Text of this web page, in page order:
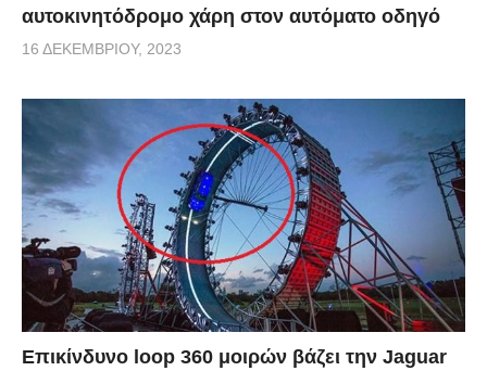
αυτοκινητόδρομο χάρη στον αυτόματο οδηγό
16 ΔΕΚΕΜΒΡΊΟΥ, 2023
Επικίνδυνο loop 360 μοιρών βάζει την Jaguar